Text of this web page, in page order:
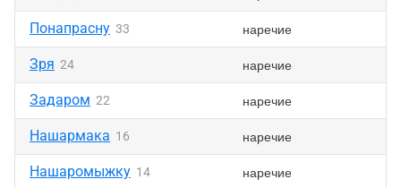
Понапрасну 33 наречие
Зря 24 наречие
Задаром 22 наречие
Нашармака 16 наречие
Нашаромыжку 14 наречие